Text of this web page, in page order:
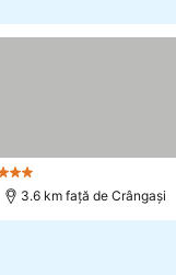
3 Stele
3.6 km faţă de Crângaşi